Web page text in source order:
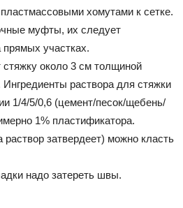
хомутами к сетке.
муфты, их следует
прямых участках.
около 3 см толщиной
раствора для стяжки
1/4/5/0,6 (цемент/песок/щебень/
1% пластификатора.
раствор затвердеет) можно класть
надо затереть швы.